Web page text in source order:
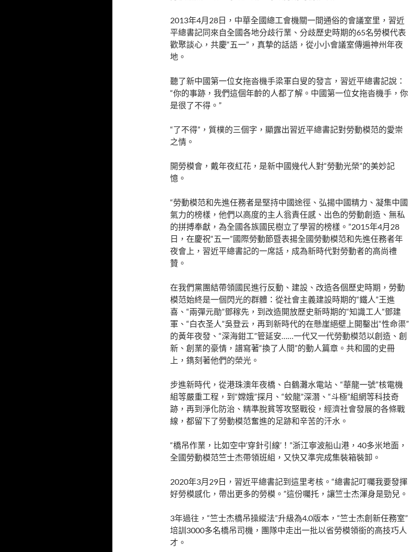
2013年4月28日，中華全國總工會機關一間通俗的會議室里，習近
平總書記同來自全國各地分歧行業、分歧歷史時期的65名勞模代表
歡聚談心，共慶“五一”，真摯的話語，從小小會議室傳遍神州年夜
地。
聽了新中國第一位女拖沓機手梁軍白叟的發言，習近平總書記說：
“你的事跡，我們這個年齡的人都了解。中國第一位女拖沓機手，你
是很了不得。”
“了不得”，質樸的三個字，顯露出習近平總書記對勞動模范的愛崇
之情。
開勞模會，戴年夜紅花，是新中國幾代人對“勞動光榮”的美妙記
憶。
“勞動模范和先進任務者是堅持中國途徑、弘揚中國精力、凝集中國
氣力的榜樣，他們以高度的主人翁責任感、出色的勞動創造、無私
的拼搏奉獻，為全國各族國民樹立了學習的榜樣。”2015年4月28
日，在慶祝“五一”國際勞動節暨表揚全國勞動模范和先進任務者年
夜會上，習近平總書記的一席話，成為新時代對勞動者的高尚禮
贊。
在我們黨團結帶領國民進行反動、建設、改造各個歷史時期，勞動
模范始終是一個閃光的群體：從社會主義建設時期的“鐵人”王進
喜、“兩彈元勛”鄧稼先，到改造開放歷史新時期的“知識工人”鄧建
軍、“白衣圣人”吳登云，再到新時代的在懸崖絕壁上開鑿出“性命渠”
的黃年夜發、“深海鉗工”管延安……一代又一代勞動模范以創造、創
新、創業的豪情，譜寫著“換了人間”的動人篇章。共和國的史冊
上，鐫刻著他們的榮光。
步進新時代，從港珠澳年夜橋、白鶴灘水電站、“華龍一號”核電機
組等嚴重工程，到“嫦娥”探月、“蛟龍”深潛、“斗極”組網等科技奇
跡，再到淨化防治、精準脫貧等攻堅戰役，經濟社會發展的各條戰
線，都留下了勞動模范奮進的足跡和辛苦的汗水。
“橋吊作業，比如空中‘穿針引線’！”浙江寧波船山港，40多米地面，
全國勞動模范竺士杰帶領班組，又快又準完成集裝箱裝卸。
2020年3月29日，習近平總書記到這里考核。“總書記叮囑我要發揮
好勞模感化，帶出更多的勞模。”這份囑托，讓竺士杰渾身是勁兒。
3年過往，“竺士杰橋吊操縱法”升級為4.0版本，“竺士杰創新任務室”
培訓3000多名橋吊司機，團隊中走出一批以省勞模領銜的高技巧人
才。